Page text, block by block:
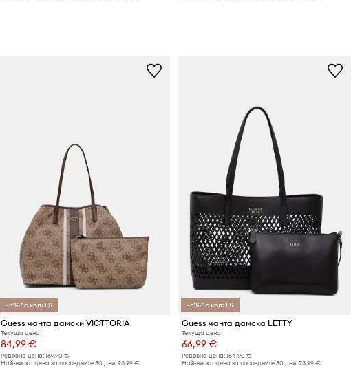
-5%* с код: FS
Guess чанта дамски VICTTORIA
Текуща цена:
84,99 €
Редовна цена: 169,90 €
Най-ниска цена за последните 30 дни: 93,99 €
-5%* с код: FS
Guess чанта дамска LETTY
Текуща цена:
66,99 €
Редовна цена: 154,90 €
Най-ниска цена за последните 30 дни: 73,99 €